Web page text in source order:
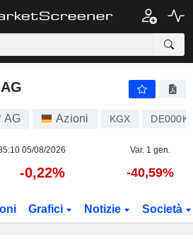
AG Azioni KGX
05/08/2026 Var. 1 gen.
-0,22% -40,59%
Grafici Notizie Società